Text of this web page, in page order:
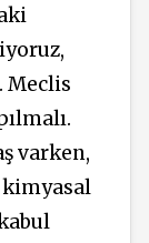
Meclis
varken,
kimyasal